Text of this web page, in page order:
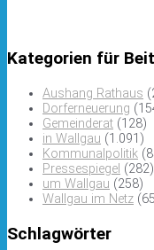
Kategorien für
Aushang Rathaus
Dorferneuerung
Gemeinderat (128)
in Wallgau (1.091)
Kommunalpolitik
Pressespiegel (282)
um Wallgau (258)
Wallgau im Netz
Schlagwörter